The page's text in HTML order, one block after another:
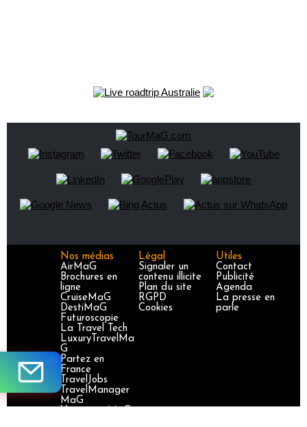
Nos médias
AirMaG
Brochures en
ligne
CruiseMaG
DestiMaG
Futuroscopie
La Travel Tech
LuxuryTravelMa
G
Partez en
France
TravelJobs
TravelManager
MaG
Légal
Signaler un
contenu illicite
Plan du site
RGPD
Cookies
Utiles
Contact
Publicité
Agenda
La presse en
parle